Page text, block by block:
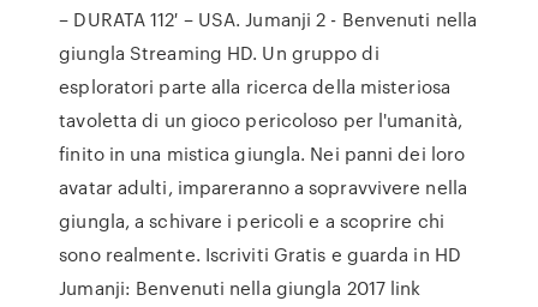
– DURATA 112′ – USA. Jumanji 2 - Benvenuti nella
giungla Streaming HD. Un gruppo di
esploratori parte alla ricerca della misteriosa
tavoletta di un gioco pericoloso per l'umanità,
finito in una mistica giungla. Nei panni dei loro
avatar adulti, impareranno a sopravvivere nella
giungla, a schivare i pericoli e a scoprire chi
sono realmente. Iscriviti Gratis e guarda in HD
Jumanji: Benvenuti nella giungla 2017 link